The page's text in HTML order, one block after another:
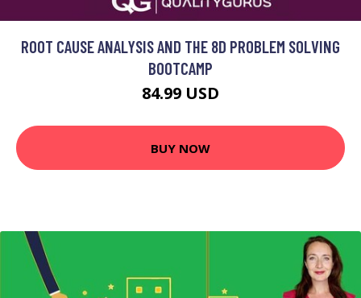
ROOT CAUSE ANALYSIS AND THE 8D PROBLEM SOLVING
BOOTCAMP
84.99 USD
BUY NOW